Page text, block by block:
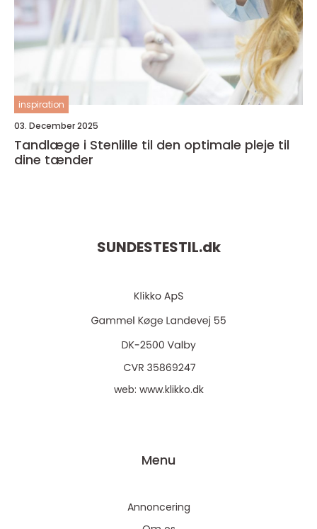
inspiration
03. December 2025
Tandlæge i Stenlille til den optimale pleje til
dine tænder
SUNDESTESTIL.dk
web: www.klikko.dk
Menu
Annoncering